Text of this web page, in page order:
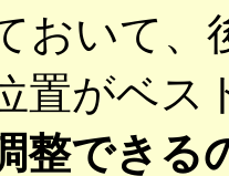
おいて、
置がベス
整できる